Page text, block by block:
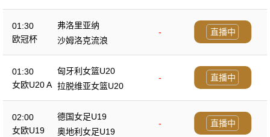
01:30
欧冠杯
弗洛里亚纳
-
沙姆洛克流浪
直播中
01:30
女欧U20 A
匈牙利女篮U20
-
拉脱维亚女篮U20
直播中
02:00
女欧U19
德国女足U19
-
奥地利女足U19
直播中